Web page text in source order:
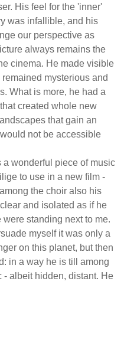
His feel for the 'inner'
was infallible, and his
our perspective as
always remains the
cinema. He made visible
mysterious and
What is more, he had a
created whole new
that gain an
not be accessible
a wonderful piece of music
to use in a new film -
the choir also his
and isolated as if he
standing next to me.
myself it was only a
on this planet, but then
in a way he is till among
- albeit hidden, distant. He